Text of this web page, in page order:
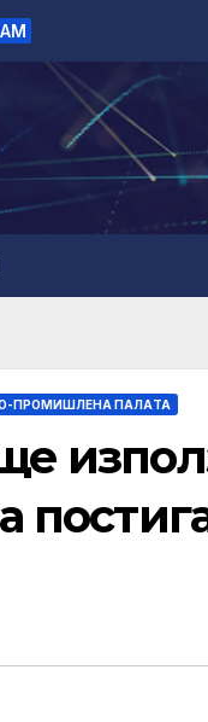
ПРОМИШЛЕНА ПАЛAТА